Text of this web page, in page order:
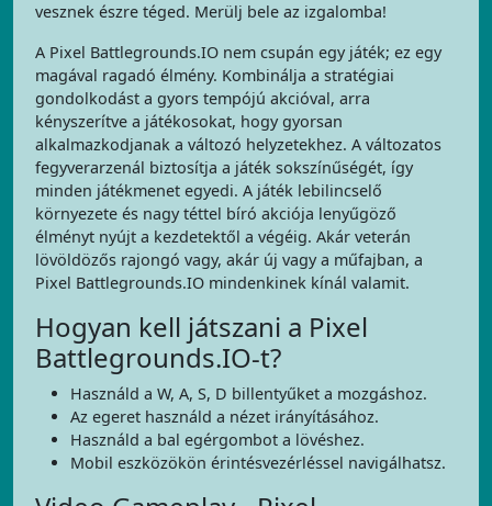
vesznek észre téged. Merülj bele az izgalomba!
A Pixel Battlegrounds.IO nem csupán egy játék; ez egy
magával ragadó élmény. Kombinálja a stratégiai
gondolkodást a gyors tempójú akcióval, arra
kényszerítve a játékosokat, hogy gyorsan
alkalmazkodjanak a változó helyzetekhez. A változatos
fegyverarzenál biztosítja a játék sokszínűségét, így
minden játékmenet egyedi. A játék lebilincselő
környezete és nagy téttel bíró akciója lenyűgöző
élményt nyújt a kezdetektől a végéig. Akár veterán
lövöldözős rajongó vagy, akár új vagy a műfajban, a
Pixel Battlegrounds.IO mindenkinek kínál valamit.
Hogyan kell játszani a Pixel
Battlegrounds.IO-t?
Használd a W, A, S, D billentyűket a mozgáshoz.
Az egeret használd a nézet irányításához.
Használd a bal egérgombot a lövéshez.
Mobil eszközökön érintésvezérléssel navigálhatsz.